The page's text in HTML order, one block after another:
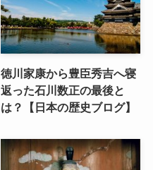
徳川家康から豊臣秀吉へ寝
返った石川数正の最後と
は？【日本の歴史ブログ】